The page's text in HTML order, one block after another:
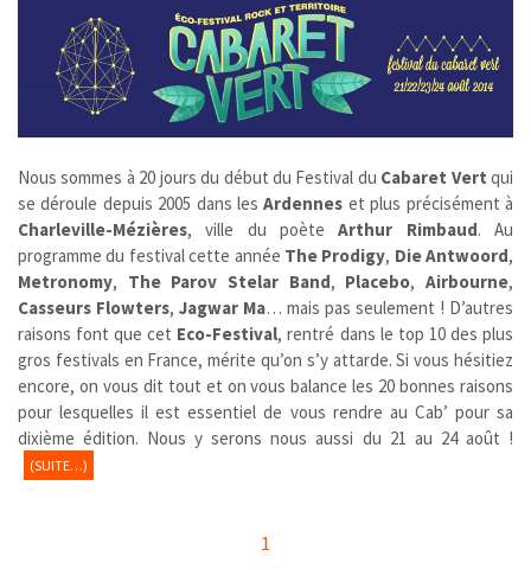
Nous sommes à 20 jours du début du Festival du Cabaret Vert qui
se déroule depuis 2005 dans lesArdennes et plus précisément à
Charleville-Mézières, ville du poèteArthur Rimbaud. Au
programme du festival cette année The Prodigy, Die Antwoord,
Metronomy, The Parov Stelar Band, Placebo,Airbourne,
Casseurs Flowters, Jagwar Ma… mais pas seulement ! D’autres
raisons font que cet Eco-Festival, rentré dans le top 10 des plus
gros festivals en France, mérite qu’on s’y attarde. Si vous hésitiez
encore, on vous dit tout et on vous balance les 20 bonnes raisons
pour lesquelles il est essentiel de vous rendre au Cab’ pour sa
dixième édition. Nous y serons nous aussi du 21 au 24 août !
(SUITE…)
1